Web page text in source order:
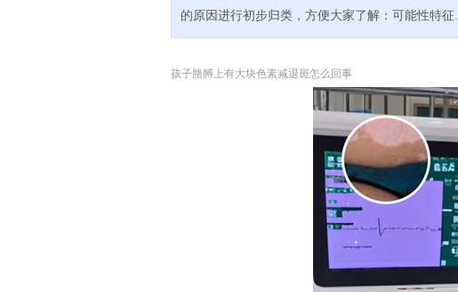
的原因进行初步归类，方便大家了解：可能性特征.
孩子胳膊上有大块色素减退斑怎么回事